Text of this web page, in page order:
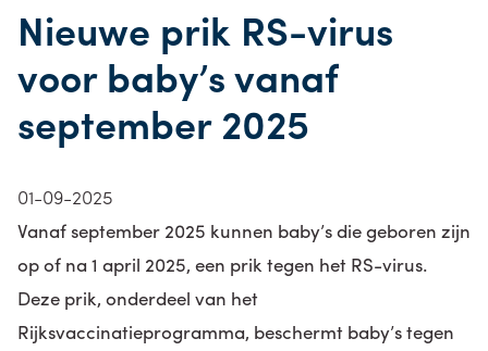
Nieuwe prik RS-virus
voor baby’s vanaf
september 2025
01-09-2025
Vanaf september 2025 kunnen baby’s die geboren zijn
op of na 1 april 2025, een prik tegen het RS-virus.
Deze prik, onderdeel van het
Rijksvaccinatieprogramma, beschermt baby’s tegen